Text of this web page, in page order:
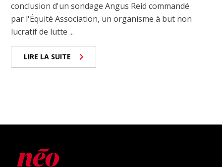
conclusion d'un sondage Angus Reid commandé
par l'Équité Association, un organisme à but non
lucratif de lutte ...
LIRE LA SUITE